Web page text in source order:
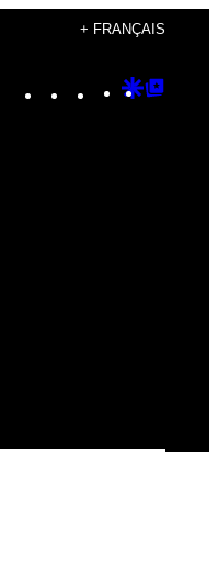
+ FRANÇAIS
Instagram
TikTok
YouTube
Google